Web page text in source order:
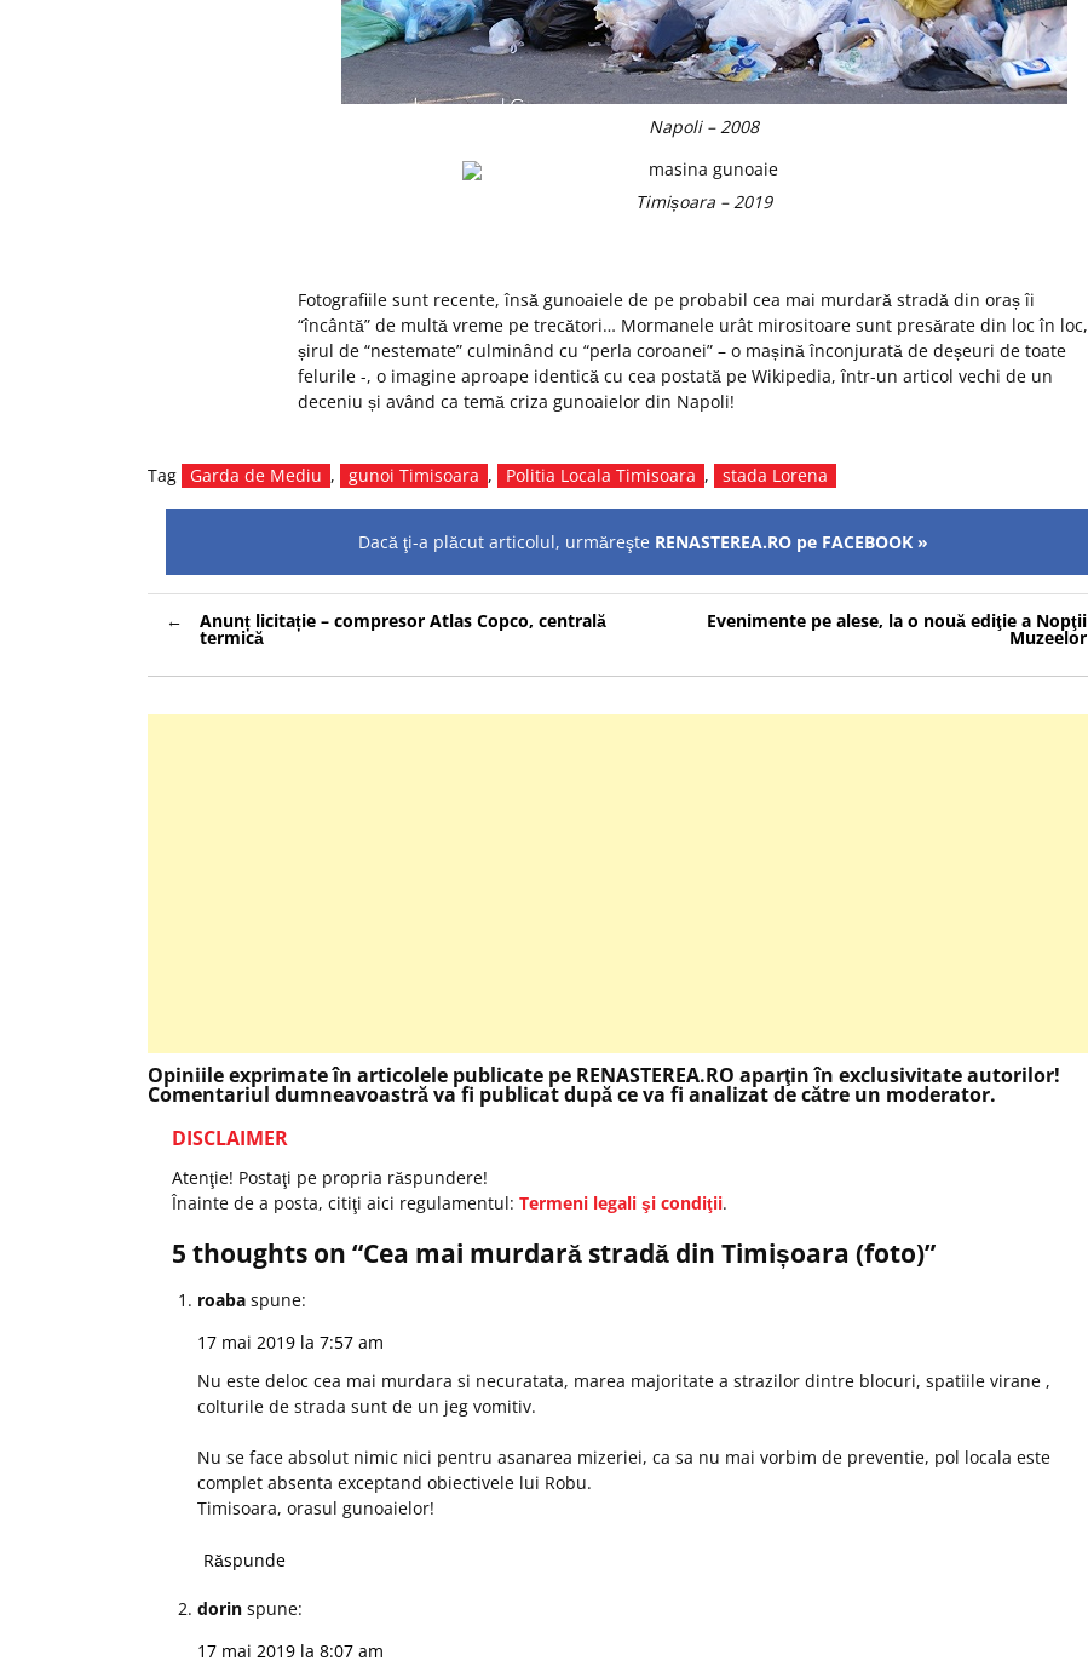
Napoli – 2008
Timișoara – 2019
Fotografiile sunt recente, însă gunoaiele de pe probabil cea mai murdară stradă din oraș îi
“încântă” de multă vreme pe trecători… Mormanele urât mirositoare sunt presărate din loc în loc,
șirul de “nestemate” culminând cu “perla coroanei” – o mașină înconjurată de deșeuri de toate
felurile -, o imagine aproape identică cu cea postată pe Wikipedia, într-un articol vechi de un
deceniu și având ca temă criza gunoaielor din Napoli!
Tag Garda de Mediu , gunoi Timisoara , Politia Locala Timisoara , stada Lorena
Dacă ţi-a plăcut articolul, urmăreşte RENASTEREA.RO pe FACEBOOK »
Navigare
în
articole
Anunț licitație – compresor Atlas Copco, centrală
termică
Evenimente pe alese, la o nouă ediţie a Nopţii
Muzeelor
Opiniile exprimate în articolele publicate pe RENASTEREA.RO aparţin în exclusivitate autorilor!
Comentariul dumneavoastră va fi publicat după ce va fi analizat de către un moderator.
DISCLAIMER
Atenţie! Postaţi pe propria răspundere!
Înainte de a posta, citiţi aici regulamentul: Termeni legali şi condiţii.
5 thoughts on “Cea mai murdară stradă din Timișoara (foto)”
roaba spune:
17 mai 2019 la 7:57 am
Nu este deloc cea mai murdara si necuratata, marea majoritate a strazilor dintre blocuri, spatiile virane ,
colturile de strada sunt de un jeg vomitiv.
Nu se face absolut nimic nici pentru asanarea mizeriei, ca sa nu mai vorbim de preventie, pol locala este
complet absenta exceptand obiectivele lui Robu.
Timisoara, orasul gunoaielor!
Răspunde
dorin spune:
17 mai 2019 la 8:07 am